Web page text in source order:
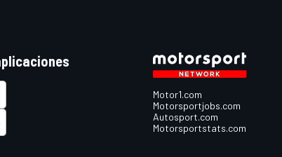
Motor1.com
Motorsportjobs.com
Autosport.com
Motorsportstats.com